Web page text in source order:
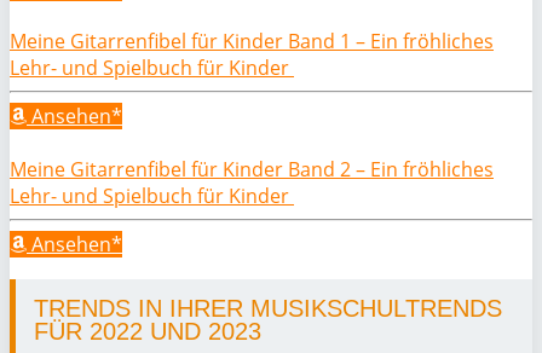
Meine Gitarrenfibel für Kinder Band 1 – Ein fröhliches
Lehr- und Spielbuch für Kinder
Ansehen*
Meine Gitarrenfibel für Kinder Band 2 – Ein fröhliches
Lehr- und Spielbuch für Kinder
Ansehen*
TRENDS IN IHRER MUSIKSCHULTRENDS
FÜR 2022 UND 2023